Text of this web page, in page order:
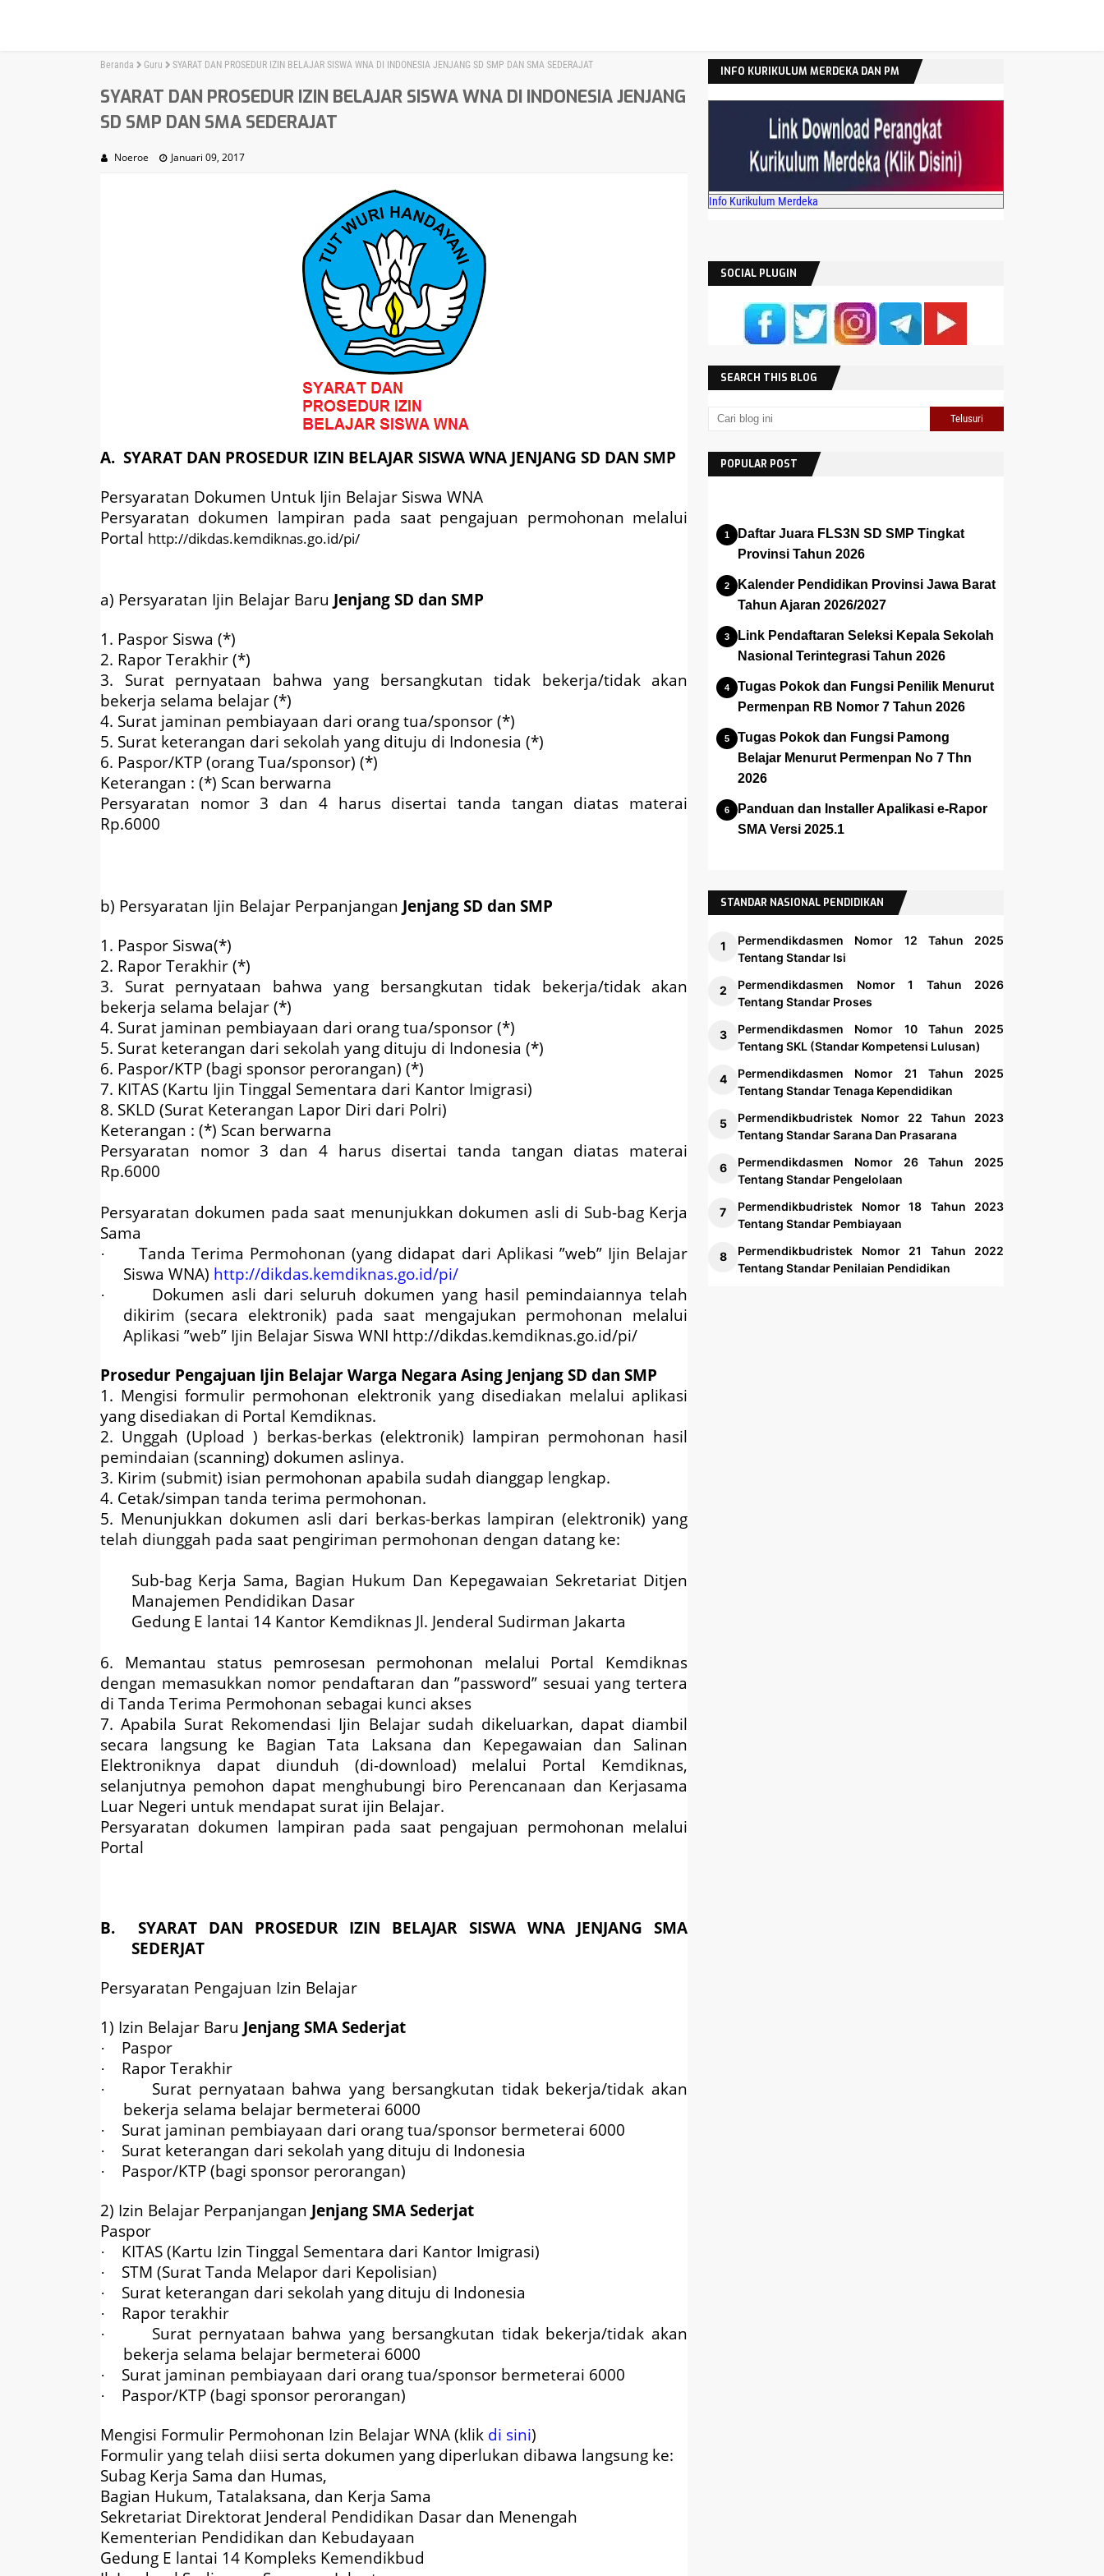
Beranda Guru SYARAT DAN PROSEDUR IZIN BELAJAR SISWA WNA DI INDONESIA JENJANG SD SMP DAN SMA SEDERAJAT
SYARAT DAN PROSEDUR IZIN BELAJAR SISWA WNA DI INDONESIA JENJANG
SD SMP DAN SMA SEDERAJAT
Noeroe Januari 09, 2017
A. SYARAT DAN PROSEDUR IZIN BELAJAR SISWA WNA JENJANG SD DAN SMP
Persyaratan Dokumen Untuk Ijin Belajar Siswa WNA
Persyaratan dokumen lampiran pada saat pengajuan permohonan melalui
Portal http://dikdas.kemdiknas.go.id/pi/
a) Persyaratan Ijin Belajar Baru Jenjang SD dan SMP
1. Paspor Siswa (*)
2. Rapor Terakhir (*)
3. Surat pernyataan bahwa yang bersangkutan tidak bekerja/tidak akan
bekerja selama belajar (*)
4. Surat jaminan pembiayaan dari orang tua/sponsor (*)
5. Surat keterangan dari sekolah yang dituju di Indonesia (*)
6. Paspor/KTP (orang Tua/sponsor) (*)
Keterangan : (*) Scan berwarna
Persyaratan nomor 3 dan 4 harus disertai tanda tangan diatas materai
Rp.6000
b) Persyaratan Ijin Belajar Perpanjangan Jenjang SD dan SMP
1. Paspor Siswa(*)
2. Rapor Terakhir (*)
3. Surat pernyataan bahwa yang bersangkutan tidak bekerja/tidak akan
bekerja selama belajar (*)
4. Surat jaminan pembiayaan dari orang tua/sponsor (*)
5. Surat keterangan dari sekolah yang dituju di Indonesia (*)
6. Paspor/KTP (bagi sponsor perorangan) (*)
7. KITAS (Kartu Ijin Tinggal Sementara dari Kantor Imigrasi)
8. SKLD (Surat Keterangan Lapor Diri dari Polri)
Keterangan : (*) Scan berwarna
Persyaratan nomor 3 dan 4 harus disertai tanda tangan diatas materai
Rp.6000
Persyaratan dokumen pada saat menunjukkan dokumen asli di Sub-bag Kerja
Sama
·
Tanda Terima Permohonan (yang didapat dari Aplikasi ”web” Ijin Belajar
Siswa WNA) http://dikdas.kemdiknas.go.id/pi/
·
Dokumen asli dari seluruh dokumen yang hasil pemindaiannya telah
dikirim (secara elektronik) pada saat mengajukan permohonan melalui
Aplikasi ”web” Ijin Belajar Siswa WNI http://dikdas.kemdiknas.go.id/pi/
Prosedur Pengajuan Ijin Belajar Warga Negara Asing Jenjang SD dan SMP
1. Mengisi formulir permohonan elektronik yang disediakan melalui aplikasi
yang disediakan di Portal Kemdiknas.
2. Unggah (Upload ) berkas-berkas (elektronik) lampiran permohonan hasil
pemindaian (scanning) dokumen aslinya.
3. Kirim (submit) isian permohonan apabila sudah dianggap lengkap.
4. Cetak/simpan tanda terima permohonan.
5. Menunjukkan dokumen asli dari berkas-berkas lampiran (elektronik) yang
telah diunggah pada saat pengiriman permohonan dengan datang ke:
Sub-bag Kerja Sama, Bagian Hukum Dan Kepegawaian Sekretariat Ditjen
Manajemen Pendidikan Dasar
Gedung E lantai 14 Kantor Kemdiknas Jl. Jenderal Sudirman Jakarta
6. Memantau status pemrosesan permohonan melalui Portal Kemdiknas
dengan memasukkan nomor pendaftaran dan ”password” sesuai yang tertera
di Tanda Terima Permohonan sebagai kunci akses
7. Apabila Surat Rekomendasi Ijin Belajar sudah dikeluarkan, dapat diambil
secara langsung ke Bagian Tata Laksana dan Kepegawaian dan Salinan
Elektroniknya dapat diunduh (di-download) melalui Portal Kemdiknas,
selanjutnya pemohon dapat menghubungi biro Perencanaan dan Kerjasama
Luar Negeri untuk mendapat surat ijin Belajar.
Persyaratan dokumen lampiran pada saat pengajuan permohonan melalui
Portal
B. SYARAT DAN PROSEDUR IZIN BELAJAR SISWA WNA JENJANG SMA
SEDERJAT
Persyaratan Pengajuan Izin Belajar
1) Izin Belajar Baru Jenjang SMA Sederjat
· Paspor
· Rapor Terakhir
·
Surat pernyataan bahwa yang bersangkutan tidak bekerja/tidak akan
bekerja selama belajar bermeterai 6000
· Surat jaminan pembiayaan dari orang tua/sponsor bermeterai 6000
· Surat keterangan dari sekolah yang dituju di Indonesia
·
Paspor/KTP (bagi sponsor perorangan)
2) Izin Belajar Perpanjangan Jenjang SMA Sederjat
Paspor
· KITAS (Kartu Izin Tinggal Sementara dari Kantor Imigrasi)
· STM (Surat Tanda Melapor dari Kepolisian)
· Surat keterangan dari sekolah yang dituju di Indonesia
· Rapor terakhir
·
Surat pernyataan bahwa yang bersangkutan tidak bekerja/tidak akan
bekerja selama belajar bermeterai 6000
· Surat jaminan pembiayaan dari orang tua/sponsor bermeterai 6000
·
Paspor/KTP (bagi sponsor perorangan)
Mengisi Formulir Permohonan Izin Belajar WNA (klik di sini)
Formulir yang telah diisi serta dokumen yang diperlukan dibawa langsung ke:
Subag Kerja Sama dan Humas,
Bagian Hukum, Tatalaksana, dan Kerja Sama
Sekretariat Direktorat Jenderal Pendidikan Dasar dan Menengah
Kementerian Pendidikan dan Kebudayaan
Gedung E lantai 14 Kompleks Kemendikbud
INFO KURIKULUM MERDEKA DAN PM
Info Kurikulum Merdeka
SOCIAL PLUGIN
SEARCH THIS BLOG
POPULAR POST
Daftar Juara FLS3N SD SMP Tingkat
Provinsi Tahun 2026
Kalender Pendidikan Provinsi Jawa Barat
Tahun Ajaran 2026/2027
Link Pendaftaran Seleksi Kepala Sekolah
Nasional Terintegrasi Tahun 2026
Tugas Pokok dan Fungsi Penilik Menurut
Permenpan RB Nomor 7 Tahun 2026
Tugas Pokok dan Fungsi Pamong
Belajar Menurut Permenpan No 7 Thn
2026
Panduan dan Installer Apalikasi e-Rapor
SMA Versi 2025.1
STANDAR NASIONAL PENDIDIKAN
Permendikdasmen Nomor 12 Tahun 2025
Tentang Standar Isi
Permendikdasmen Nomor 1 Tahun 2026
Tentang Standar Proses
Permendikdasmen Nomor 10 Tahun 2025
Tentang SKL (Standar Kompetensi Lulusan)
Permendikdasmen Nomor 21 Tahun 2025
Tentang Standar Tenaga Kependidikan
Permendikbudristek Nomor 22 Tahun 2023
Tentang Standar Sarana Dan Prasarana
Permendikdasmen Nomor 26 Tahun 2025
Tentang Standar Pengelolaan
Permendikbudristek Nomor 18 Tahun 2023
Tentang Standar Pembiayaan
Permendikbudristek Nomor 21 Tahun 2022
Tentang Standar Penilaian Pendidikan